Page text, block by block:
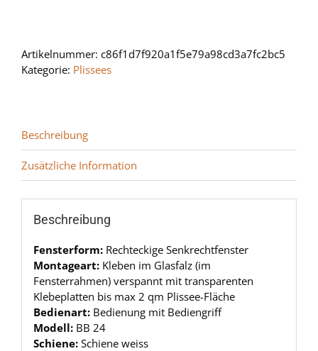
Artikelnummer: c86f1d7f920a1f5e79a98cd3a7fc2bc5
Kategorie: Plissees
Beschreibung
Zusätzliche Information
Beschreibung
Fensterform: Rechteckige Senkrechtfenster
Montageart: Kleben im Glasfalz (im
Fensterrahmen) verspannt mit transparenten
Klebeplatten bis max 2 qm Plissee-Fläche
Bedienart: Bedienung mit Bediengriff
Modell: BB 24
Schiene: Schiene weiss